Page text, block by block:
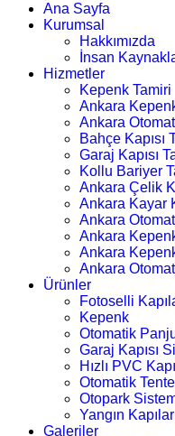
Ana Sayfa
Kurumsal
Hakkımızda
İnsan
Hizmetler
Kepenk Tamiri
Ankara
Ankara
Bahçe Kapısı
Garaj Kapısı
Kollu Bariyer
Ankara Çelik
Ankara Kayar
Ankara
Ankara
Ankara
Ankara
Ürünler
Fotoselli
Kepenk
Otomatik
Garaj Kapısı
Hızlı PVC
Otomatik
Otopark
Yangın
Galeriler